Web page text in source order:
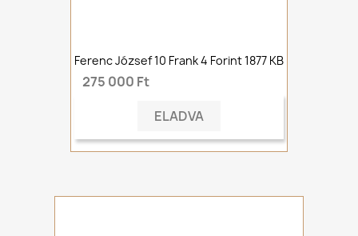
Ferenc József 10 Frank 4 Forint 1877 KB
275 000 Ft
ELADVA